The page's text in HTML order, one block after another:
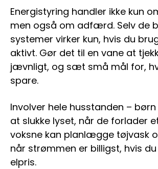
Energistyring handler ikke kun
men også om adfærd. Selv de
systemer virker kun, hvis du
aktivt. Gør det til en vane at
jævnligt, og sæt små mål for,
spare.
Involver hele husstanden –
at slukke lyset, når de forlader
voksne kan planlægge tøjvask
når strømmen er billigst, hvis
elpris.